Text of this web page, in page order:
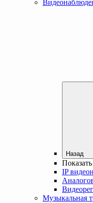
Назад
IP
Музыкальная